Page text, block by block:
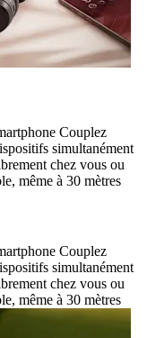
Couplez
simultanément
chez vous ou
même à 30 mètres
Couplez
simultanément
chez vous ou
même à 30 mètres